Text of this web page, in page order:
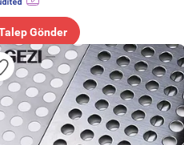
Gönder